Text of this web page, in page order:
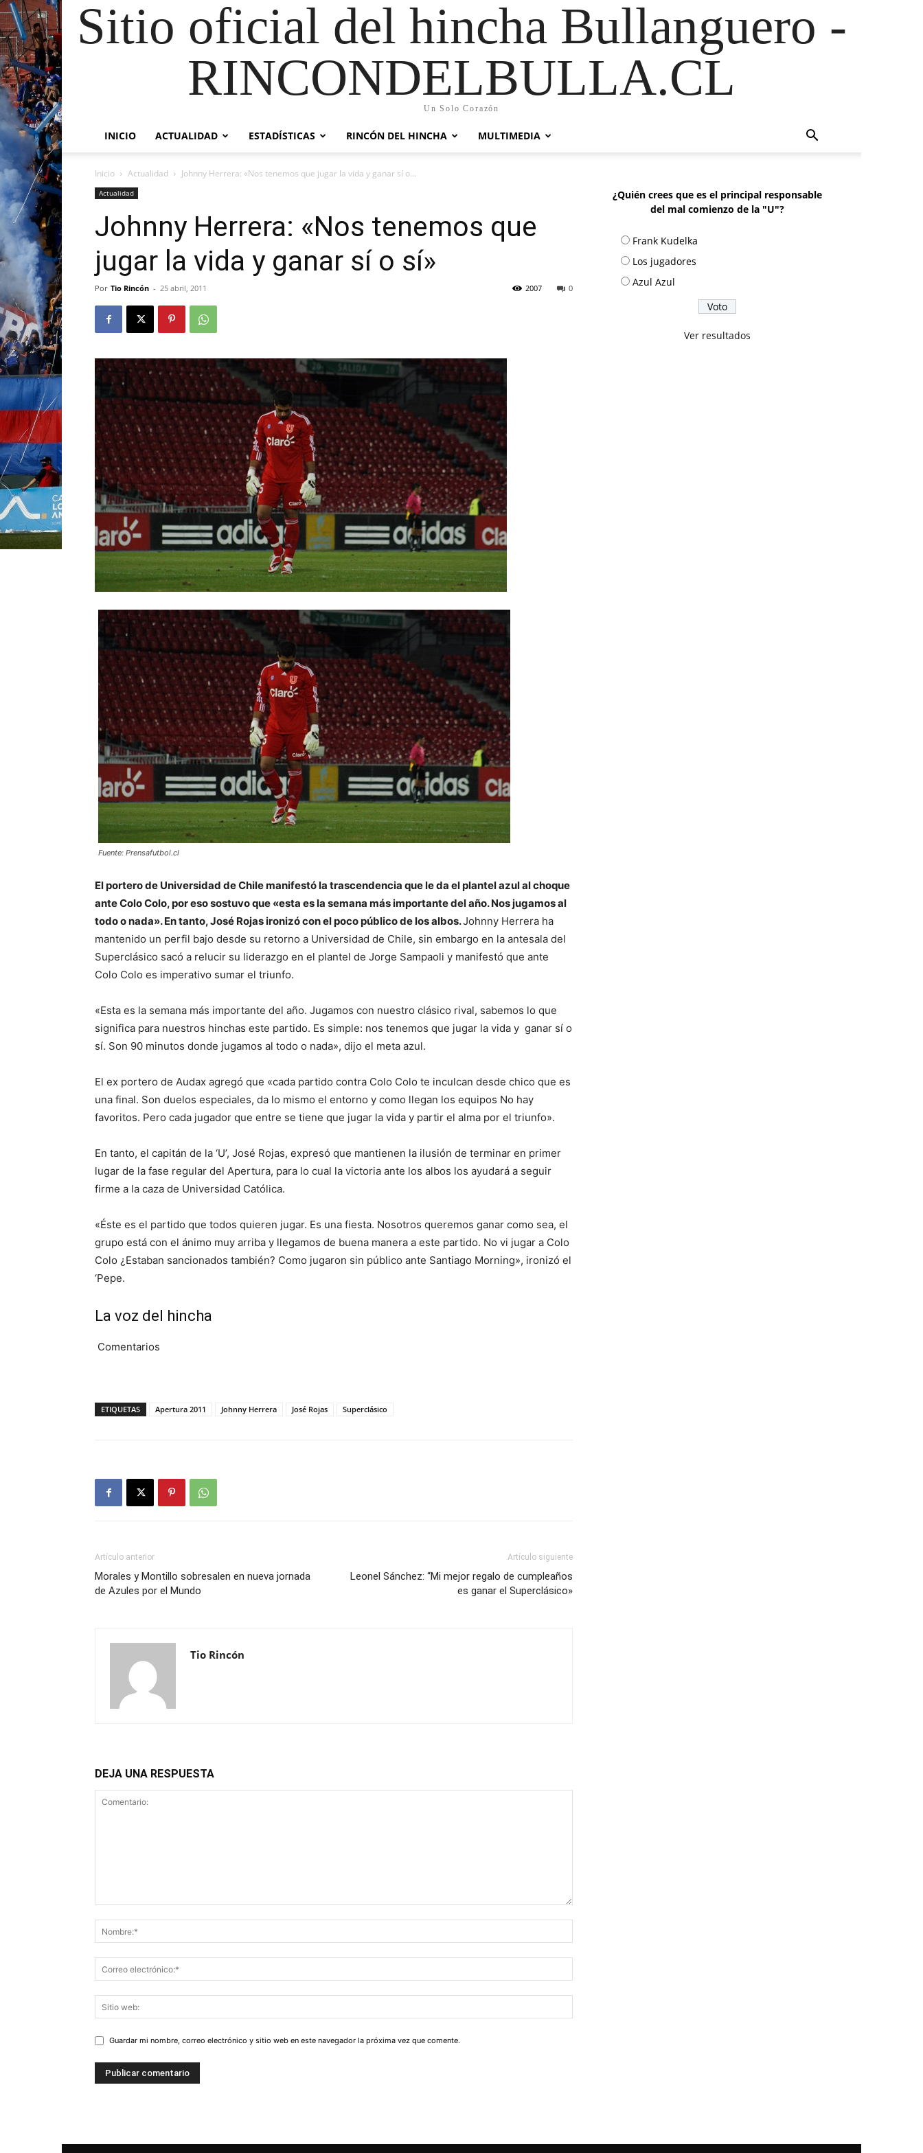
Sitio oficial del hincha Bullanguero -
RINCONDELBULLA.CL
Un Solo Corazón
INICIO ACTUALIDAD ESTADÍSTICAS RINCÓN DEL HINCHA MULTIMEDIA
Inicio Actualidad Johnny Herrera: «Nos tenemos que jugar la vida y ganar sí o...
Actualidad
Johnny Herrera: «Nos tenemos que
jugar la vida y ganar sí o sí»
Por Tio Rincón - 25 abril, 2011 0
2007
Fuente: Prensafutbol.cl
El portero de Universidad de Chile manifestó la trascendencia que le da el plantel azul al choque
ante Colo Colo, por eso sostuvo que «esta es la semana más importante del año. Nos jugamos al
todo o nada». En tanto, José Rojas ironizó con el poco público de los albos.Johnny Herrera ha
mantenido un perfil bajo desde su retorno a Universidad de Chile, sin embargo en la antesala del
Superclásico sacó a relucir su liderazgo en el plantel de Jorge Sampaoli y manifestó que ante
Colo Colo es imperativo sumar el triunfo.
«Esta es la semana más importante del año. Jugamos con nuestro clásico rival, sabemos lo que
significa para nuestros hinchas este partido. Es simple: nos tenemos que jugar la vida y ganar sí o
sí. Son 90 minutos donde jugamos al todo o nada», dijo el meta azul.
El ex portero de Audax agregó que «cada partido contra Colo Colo te inculcan desde chico que es
una final. Son duelos especiales, da lo mismo el entorno y como llegan los equipos No hay
favoritos. Pero cada jugador que entre se tiene que jugar la vida y partir el alma por el triunfo».
En tanto, el capitán de la ‘U’, José Rojas, expresó que mantienen la ilusión de terminar en primer
lugar de la fase regular del Apertura, para lo cual la victoria ante los albos los ayudará a seguir
firme a la caza de Universidad Católica.
«Éste es el partido que todos quieren jugar. Es una fiesta. Nosotros queremos ganar como sea, el
grupo está con el ánimo muy arriba y llegamos de buena manera a este partido. No vi jugar a Colo
Colo ¿Estaban sancionados también? Como jugaron sin público ante Santiago Morning», ironizó el
‘Pepe.
La voz del hincha
Comentarios
ETIQUETAS Apertura 2011 Johnny Herrera José Rojas Superclásico
Artículo anterior
Morales y Montillo sobresalen en nueva jornada
de Azules por el Mundo
Artículo siguiente
Leonel Sánchez: “Mi mejor regalo de cumpleaños
es ganar el Superclásico»
Tio Rincón
DEJA UNA RESPUESTA
Guardar mi nombre, correo electrónico y sitio web en este navegador la próxima vez que comente.
¿Quién crees que es el principal responsable
del mal comienzo de la "U"?
Frank Kudelka
Los jugadores
Azul Azul
Ver resultados